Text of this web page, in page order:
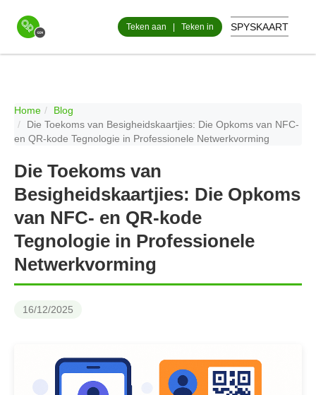
Teken aan Teken in SPYSKAART
Home
Blog
Die Toekoms van Besigheidskaartjies: Die Opkoms van NFC-
en QR-kode Tegnologie in Professionele Netwerkvorming
Die Toekoms van
Besigheidskaartjies: Die Opkoms
van NFC- en QR-kode
Tegnologie in Professionele
Netwerkvorming
16/12/2025